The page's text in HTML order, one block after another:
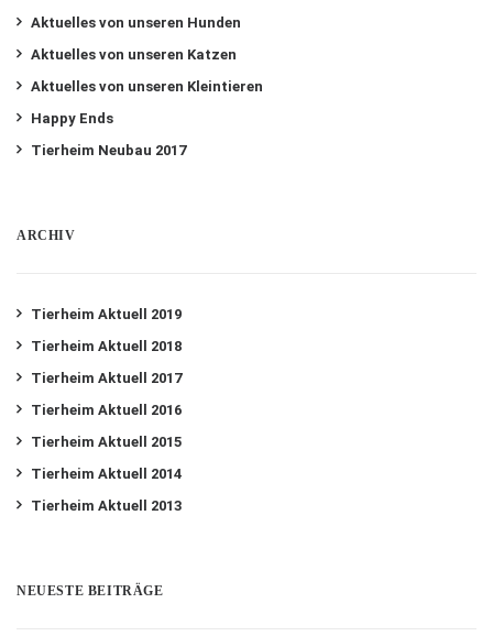
Aktuelles von unseren Hunden
Aktuelles von unseren Katzen
Aktuelles von unseren Kleintieren
Happy Ends
Tierheim Neubau 2017
ARCHIV
Tierheim Aktuell 2019
Tierheim Aktuell 2018
Tierheim Aktuell 2017
Tierheim Aktuell 2016
Tierheim Aktuell 2015
Tierheim Aktuell 2014
Tierheim Aktuell 2013
NEUESTE BEITRÄGE